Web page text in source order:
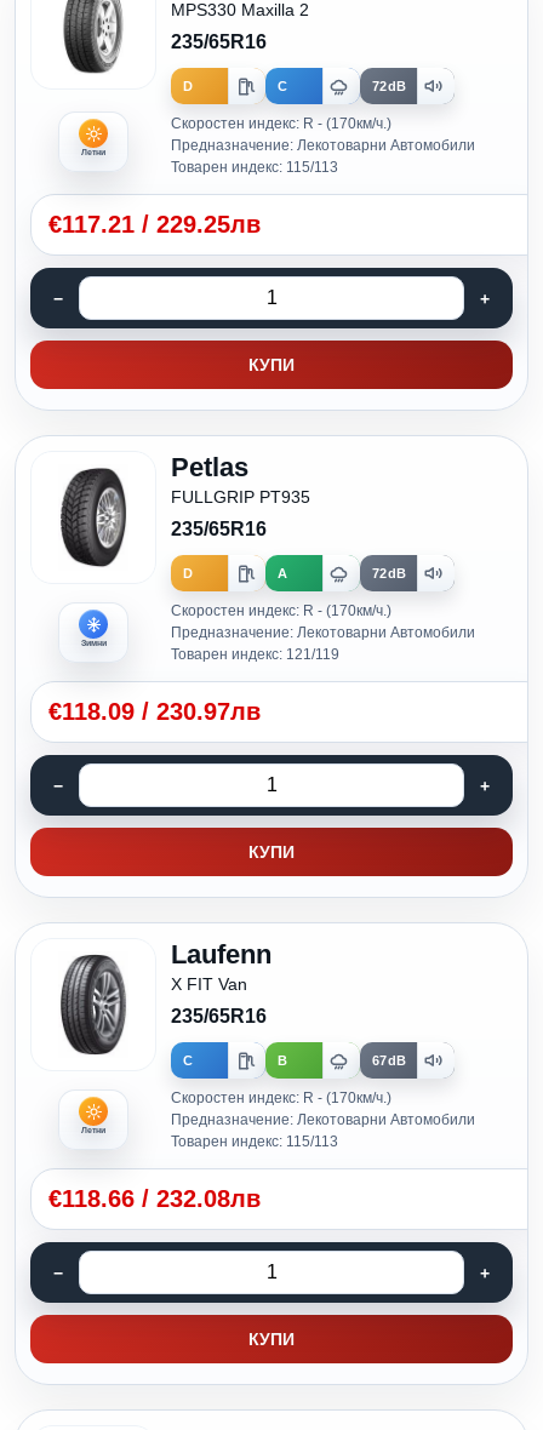
Летни
MPS330 Maxilla 2
235/65R16
D C 72dB
Скоростен индекс: R - (170км/ч.)
Предназначение: Лекотоварни Автомобили
Товарен индекс: 115/113
€117.21 / 229.25лв
КУПИ
Зимни
Petlas
FULLGRIP PT935
235/65R16
D A 72dB
Скоростен индекс: R - (170км/ч.)
Предназначение: Лекотоварни Автомобили
Товарен индекс: 121/119
€118.09 / 230.97лв
КУПИ
Летни
Laufenn
X FIT Van
235/65R16
C B 67dB
Скоростен индекс: R - (170км/ч.)
Предназначение: Лекотоварни Автомобили
Товарен индекс: 115/113
€118.66 / 232.08лв
КУПИ